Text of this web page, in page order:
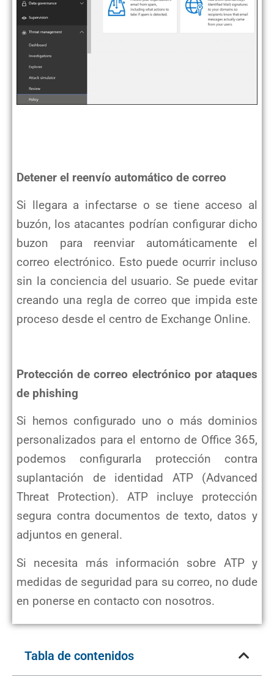
Detener el reenvío automático de correo
Si llegara a infectarse o se tiene acceso al
buzón, los atacantes podrían configurar dicho
buzon para reenviar automáticamente el
correo electrónico. Esto puede ocurrir incluso
sin la conciencia del usuario. Se puede evitar
creando una regla de correo que impida este
proceso desde el centro de Exchange Online.
Protección de correo electrónico por ataques
de phishing
Si hemos configurado uno o más dominios
personalizados para el entorno de Office 365,
podemos configurarla protección contra
suplantación de identidad ATP (Advanced
Threat Protection). ATP incluye protección
segura contra documentos de texto, datos y
adjuntos en general.
Si necesita más información sobre ATP y
medidas de seguridad para su correo, no dude
en ponerse en contacto con nosotros.
Tabla de contenidos